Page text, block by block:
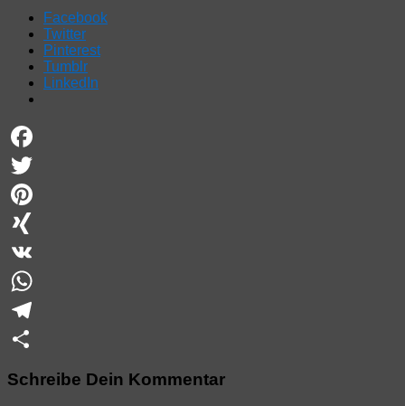
Facebook
Twitter
Pinterest
Tumblr
LinkedIn
Facebook
Twitter
Pinterest
XING
VK
WhatsApp
Telegram
Schreibe Dein Kommentar